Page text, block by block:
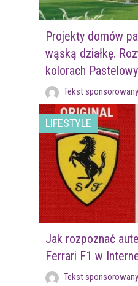
Projekty domów
wąską działkę.
kolorach
Tekst sponsorowany
LIFESTYLE
Jak rozpoznać
Ferrari F1 w
Tekst sponsorowany